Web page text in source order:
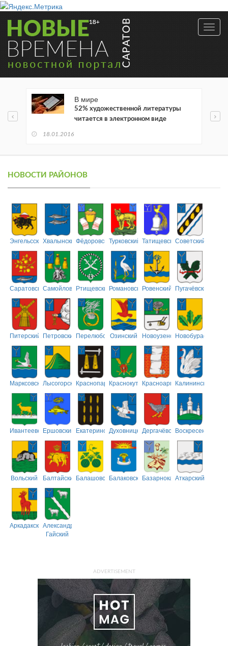
В мире
52% художественной литературы
читается в электронном виде
18.01.2016
НОВОСТИ РАЙОНОВ
ЭнгельсскийХвалынскийФёдоровскийТурковский ТатищевскийСоветский
СаратовскийСамойловскийРтищевскийРомановскийРовенский Пугачёвский
Питерский ПетровскийПерелюбскийОзинский НовоузенскийНовобурасский
МарксовскийЛысогорскийКраснопартизанский
КраснокутскийКрасноармейский
Калининский
ИвантеевскийЕршовский ЕкатериновскийДуховницкийДергачёвскийВоскресенский
Вольский БалтайскийБалашовскийБалаковскийБазарнокарабулакский
Аткарский
АркадакскийАлександрово-
Гайский
ADVERTISEMENT